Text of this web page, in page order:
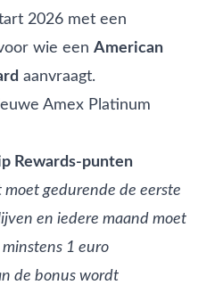
2026 met een
wie een American
aanvraagt.
Amex Platinum
Rewards‑punten
moet gedurende de eerste
en iedere maand moet
1 euro
de bonus wordt